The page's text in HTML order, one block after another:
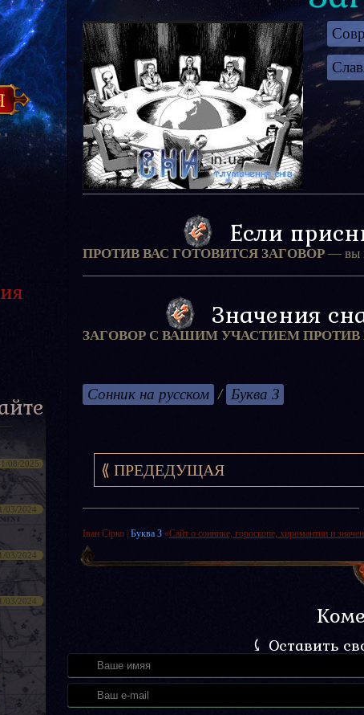
08/2025
1/03/2024
1/03/2024
1/03/2024
Если
ПРОТИВ ВАС ГОТОВИТСЯ ЗАГОВОР— вы
Значения
ЗАГОВОР С ВАШИМ УЧАСТИЕМ
Сонник на русском / Буква З
⟪ ПРЕДЕДУЩАЯ
Іван Сірко| Буква З «Сайт о соннике, гороскопе, хиромантии и
⤹ Оставить